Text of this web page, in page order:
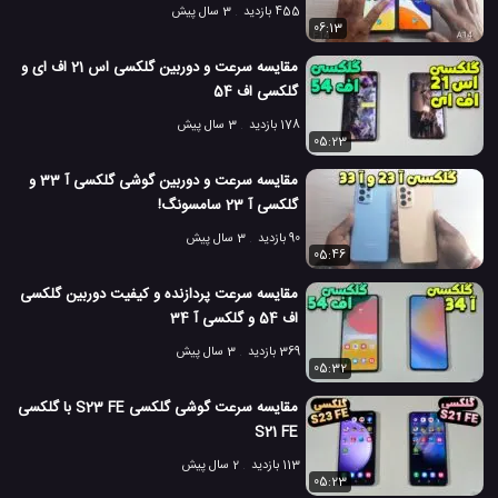
455 بازدید
3 سال پیش
06:13
مقایسه سرعت و دوربین گلکسی اس 21 اف ای و
گلکسی اف 54
178 بازدید
3 سال پیش
05:23
مقایسه سرعت و دوربین گوشی گلکسی آ 33 و
گلکسی آ 23 سامسونگ!
90 بازدید
3 سال پیش
05:46
مقایسه سرعت پردازنده و کیفیت دوربین گلکسی
اف 54 و گلکسی آ 34
369 بازدید
3 سال پیش
05:32
مقایسه سرعت گوشی گلکسی S23 FE با گلکسی
S21 FE
113 بازدید
2 سال پیش
05:23